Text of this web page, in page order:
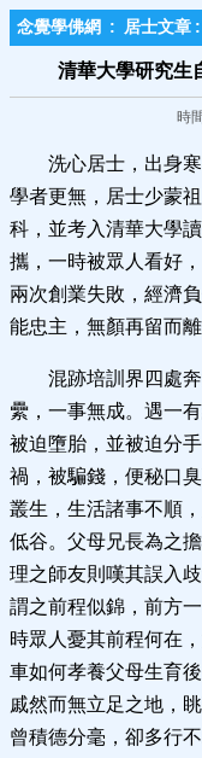
念覺學佛網 : 居士文章 :
清華大學研究生
時
洗心居士，出身
學者更無，居士少蒙
科，並考入清華大學
攜，一時被眾人看好
兩次創業失敗，經濟
能忠主，無顏再留而離
混跡培訓界四處
纍，一事無成。遇一
被迫墮胎，並被迫分
禍，被騙錢，便秘口
叢生，生活諸事不順
低谷。父母兄長為之
理之師友則嘆其誤入
謂之前程似錦，前方
時眾人憂其前程何在
車如何孝養父母生育
戚然而無立足之地，
曾積德分毫，卻多行